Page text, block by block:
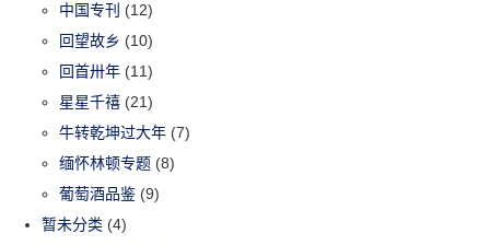
中国专刊 (12)
回望故乡 (10)
回首卅年 (11)
星星千禧 (21)
牛转乾坤过大年 (7)
缅怀林顿专题 (8)
葡萄酒品鉴 (9)
暂未分类 (4)